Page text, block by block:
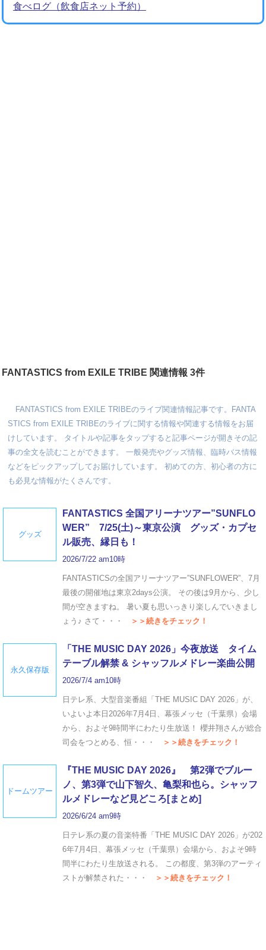
食べログ（飲食店ネット予約）
FANTASTICS from EXILE TRIBE 関連情報 3件
FANTASTICS from EXILE TRIBEのライブ関連情報記事です。FANTA
STICS from EXILE TRIBEのライブに関する情報や関連する情報をお届
けしています。 タイトルや記事をタップすると記事ページが開きその記
事の全文を読むことができます。 一般発売やグッズ情報、臨時バス情報
などをピックアップしてお届けしています。 初めての方、初心者の方に
も必見な情報がたくさんです。
グッズ
FANTASTICS 全国アリーナツアー”SUNFLO
WER” 7/25(土)～東京公演 グッズ・カプセ
ル販売、縁日も！
2026/7/22 am10時
FANTASTICSの全国アリーナツアー”SUNFLOWER”、7月
最後の開催地は東京2days公演。 その後は9月から、少し
間が空きますね。 暑い夏も思いっきり楽しんでいきまし
ょう♪ さて・・・
＞＞続きをチェック！
永久保存版
「THE MUSIC DAY 2026」今夜放送 タイム
テーブル解禁 & シャッフルメドレー楽曲公開
2026/7/4 am10時
日テレ系、大型音楽番組「THE MUSIC DAY 2026」が、
いよいよ本日2026年7月4日、幕張メッセ（千葉県）会場
から、およそ9時間半にわたり生放送！ 櫻井翔さんが総合
司会をつとめる、恒・・・
＞＞続きをチェック！
ドームツアー
『THE MUSIC DAY 2026』 第2弾でブルー
ノ、第3弾で山下智久、亀梨和也ら。シャッフ
ルメドレーなど見どころ[まとめ]
2026/6/24 am9時
日テレ系の夏の音楽特番「THE MUSIC DAY 2026」が202
6年7月4日、幕張メッセ（千葉県）会場から、およそ9時
間半にわたり生放送される。 この都度、第3弾のアーティ
ストが解禁された・・・
＞＞続きをチェック！